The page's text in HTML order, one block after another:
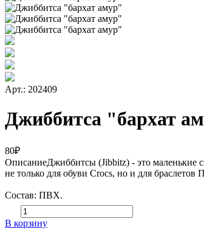
Арт.: 202409
Джиббитса "бархат
80₽
ОписаниеДжиббитсы (Jibbitz) - это маленькие
не только для обуви Crocs, но и для браслетов
Состав: ПВХ.
В корзину